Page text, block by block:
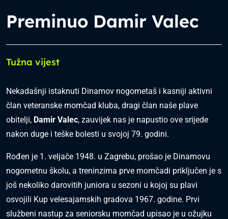
Preminuo Damir Valec
Tužna vijest
Nekadašnji istaknuti Dinamov nogometaš i kasniji aktivni
član veteranske momčad kluba, dragi član naše plave
obitelji, Damir Valec, zauvijek nas je napustio ove srijede
nakon duge i teške bolesti u svojoj 79. godini.
Rođen je 1. veljače 1948. u Zagrebu, prošao je Dinamovu
nogometnu školu, a treninzima prve momčadi priključen je s
još nekoliko darovitih juniora u sezoni u kojoj su plavi
osvojili Kup velesajamskih gradova 1967. godine. Prvi
službeni nastup za seniorsku momčad upisao je u ožujku